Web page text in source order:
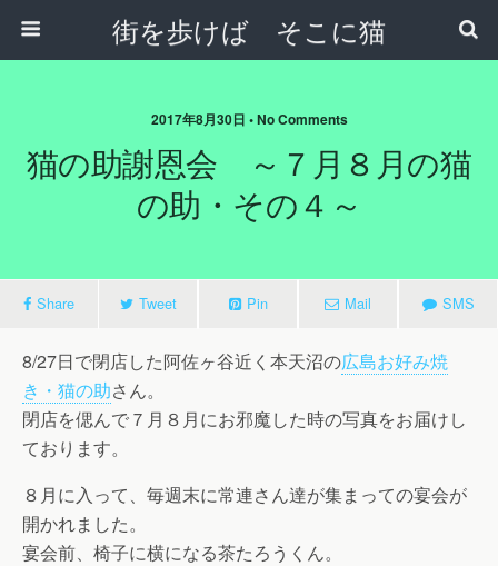
街を歩けば そこに猫
2017年8月30日 • No Comments
猫の助謝恩会 ～７月８月の猫
の助・その４～
Share Tweet Pin Mail SMS
8/27日で閉店した阿佐ヶ谷近く本天沼の広島お好み焼
き・猫の助さん。
閉店を偲んで７月８月にお邪魔した時の写真をお届けし
ております。
８月に入って、毎週末に常連さん達が集まっての宴会が
開かれました。
宴会前、椅子に横になる茶たろうくん。